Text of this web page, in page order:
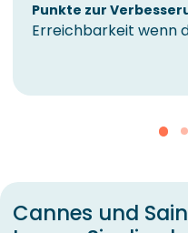
Punkte zur
Erreichbarkeit wenn
Cannes und